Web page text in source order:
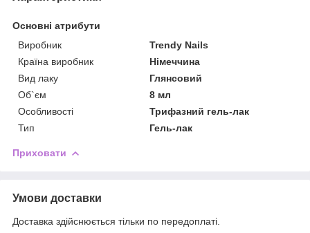
Основні атрибути
Виробник
Trendy Nails
Країна виробник
Німеччина
Вид лаку
Глянсовий
Об`єм
8 мл
Особливості
Трифазний гель-лак
Тип
Гель-лак
Приховати
Умови доставки
Доставка здійснюється тільки по передоплаті.